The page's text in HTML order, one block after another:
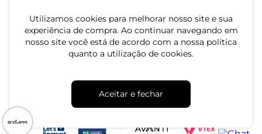
Utilizamos cookies para melhorar nosso site e sua
experiência de compra. Ao continuar navegando em
nosso site você está de acordo com a nossa política
quanto a utilização de cookies.
Aceitar e fechar
CNPJ: 79.233.672/0001-05